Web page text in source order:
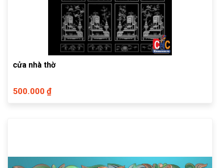
cửa nhà thờ
500.000 ₫